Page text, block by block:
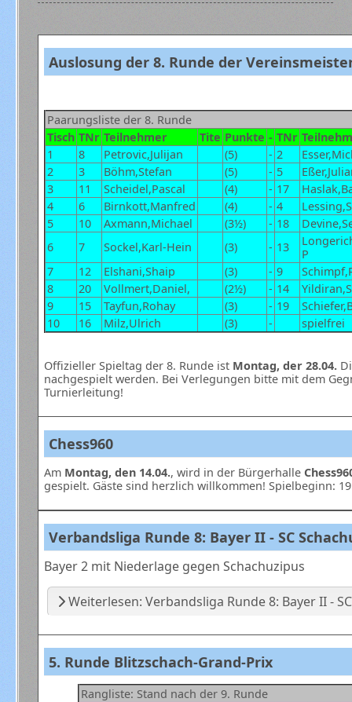
Auslosung der 8. Runde der
Paarungsliste der 8. Runde
Tisch TNr Teilnehmer Tite Punkte - TNr
1
8 Petrovic,Julijan (5) - 2
2
3 Böhm,Stefan (5) - 5
3
11 Scheidel,Pascal (4) - 17
4
6 Birnkott,Manfred (4) - 4
5
10 Axmann,Michael (3½) - 18
6
7 Sockel,Karl-Hein (3) - 13
P
7
12 Elshani,Shaip (3) - 9
8
20 Vollmert,Daniel, (2½) - 14
9
15 Tayfun,Rohay (3) - 19
10
16 Milz,Ulrich (3) - spielfrei
Offizieller Spieltag der 8. Runde ist Montag, der 28.04.
nachgespielt werden. Bei Verlegungen bitte mit dem
Turnierleitung!
Chess960
Am Montag, den 14.04., wird in der Bürgerhalle
gespielt. Gäste sind herzlich willkommen! Spielbeginn:
Verbandsliga Runde 8: Bayer II - SC
Bayer 2 mit Niederlage gegen Schachuzipus
Weiterlesen: Verbandsliga Runde 8: Bayer II -
5. Runde Blitzschach-Grand-Prix
Rangliste: Stand nach der 9. Runde